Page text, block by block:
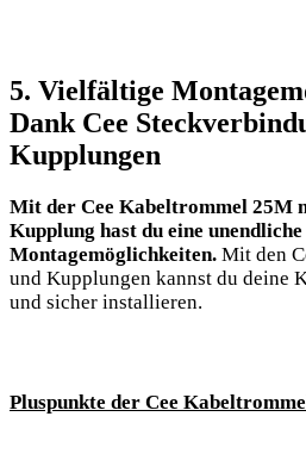
5. Vielfältige
Dank Cee
Kupplungen
Mit der Cee Kabeltrommel 25M
Kupplung hast du eine
Montagemöglichkeiten. Mit den
und Kupplungen kannst du deine
und sicher installieren.
Pluspunkte der Cee